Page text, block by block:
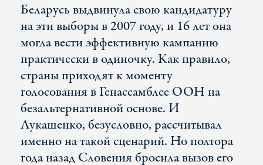
Беларусь выдвинула свою кандидатуру
на эти выборы в 2007 году, и 16 лет она
могла вести эффективную кампанию
практически в одиночку. Как правило,
страны приходят к моменту
голосования в Генассамблее ООН на
безальтернативной основе. И
Лукашенко, безусловно, рассчитывал
именно на такой сценарий. Но полтора
года назад Словения бросила вызов его